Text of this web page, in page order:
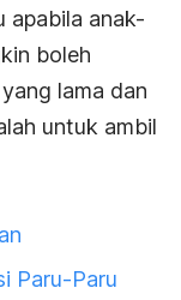
apabila anak-
boleh
lama dan
untuk ambil
Paru-Paru